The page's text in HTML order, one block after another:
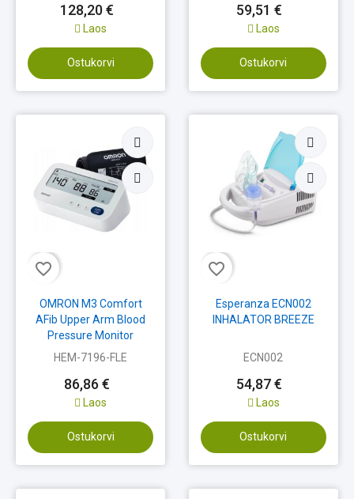
128,20 €
Laos
Ostukorvi
59,51 €
Laos
Ostukorvi
favorite_border
OMRON M3 Comfort
AFib Upper Arm Blood
Pressure Monitor
HEM-7196-FLE
86,86 €
Laos
Ostukorvi
favorite_border
Esperanza ECN002
INHALATOR BREEZE
ECN002
54,87 €
Laos
Ostukorvi